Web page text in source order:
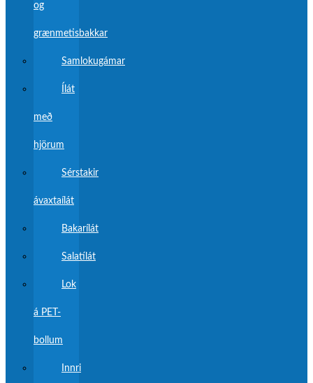
og
grænmetisbakkar
Samlokugámar
Ílát
með
hjörum
Sérstakir
ávaxtaílát
Bakarílát
Salatílát
Lok
á PET-
bollum
Innri